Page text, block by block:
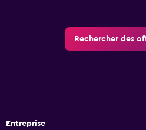
Rechercher des
Entreprise